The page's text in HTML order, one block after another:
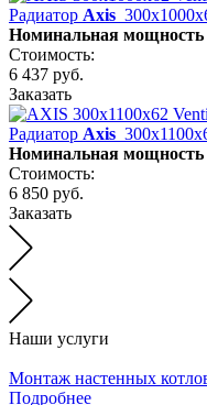
Радиатор Axis
Номинальная мощность
Стоимость:
6 437 руб.
Заказать
Радиатор Axis
Номинальная мощность
Стоимость:
6 850 руб.
Заказать
Наши услуги
Монтаж настенных
Подробнее